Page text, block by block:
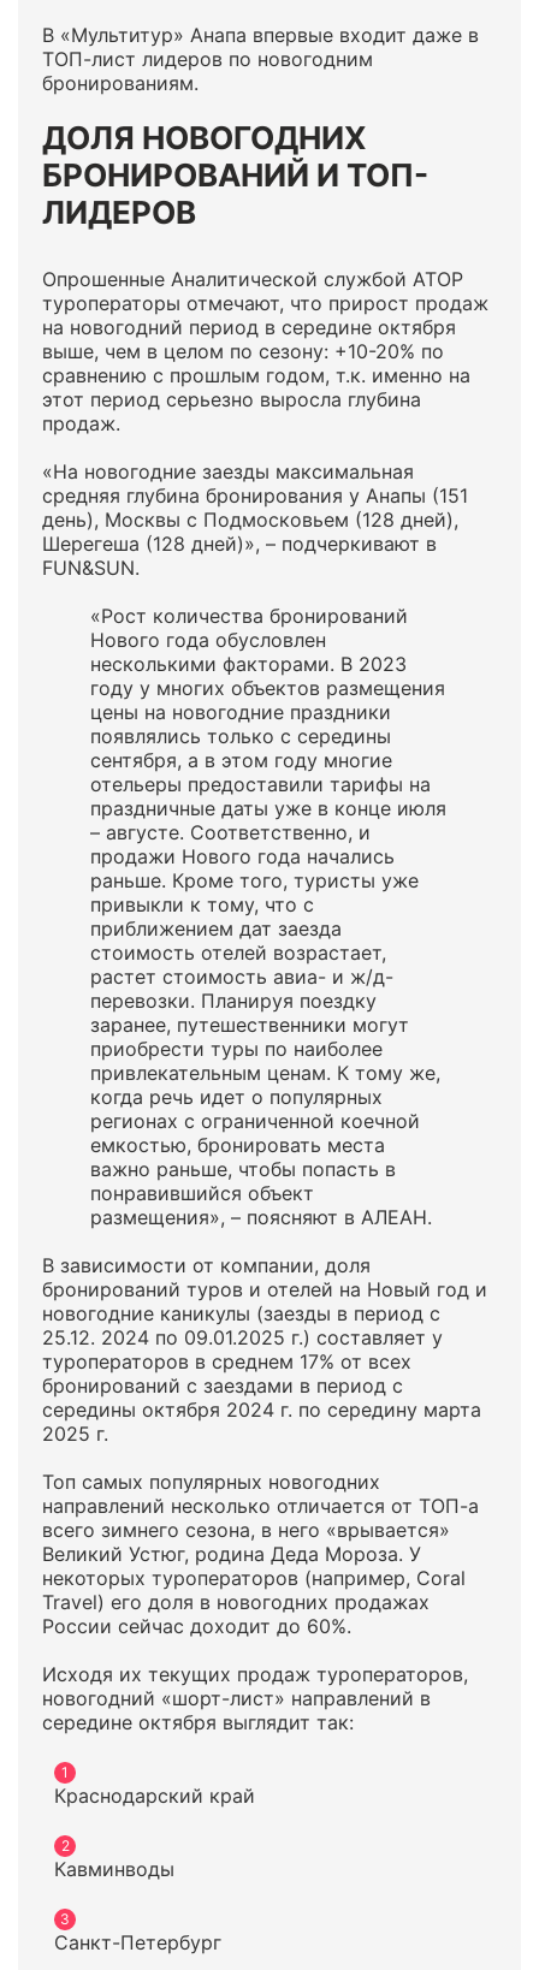
В «Мультитур» Анапа впервые входит даже в
ТОП-лист лидеров по новогодним
бронированиям.
ДОЛЯ НОВОГОДНИХ
БРОНИРОВАНИЙ И ТОП-
ЛИДЕРОВ
Опрошенные Аналитической службой АТОР
туроператоры отмечают, что прирост продаж
на новогодний период в середине октября
выше, чем в целом по сезону: +10-20% по
сравнению с прошлым годом, т.к. именно на
этот период серьезно выросла глубина
продаж.
«На новогодние заезды максимальная
средняя глубина бронирования у Анапы (151
день), Москвы с Подмосковьем (128 дней),
Шерегеша (128 дней)», – подчеркивают в
FUN&SUN.
«Рост количества бронирований
Нового года обусловлен
несколькими факторами. В 2023
году у многих объектов размещения
цены на новогодние праздники
появлялись только с середины
сентября, а в этом году многие
отельеры предоставили тарифы на
праздничные даты уже в конце июля
– августе. Соответственно, и
продажи Нового года начались
раньше. Кроме того, туристы уже
привыкли к тому, что с
приближением дат заезда
стоимость отелей возрастает,
растет стоимость авиа- и ж/д-
перевозки. Планируя поездку
заранее, путешественники могут
приобрести туры по наиболее
привлекательным ценам. К тому же,
когда речь идет о популярных
регионах с ограниченной коечной
емкостью, бронировать места
важно раньше, чтобы попасть в
понравившийся объект
размещения», – поясняют в АЛЕАН.
В зависимости от компании, доля
бронирований туров и отелей на Новый год и
новогодние каникулы (заезды в период с
25.12. 2024 по 09.01.2025 г.) составляет у
туроператоров в среднем 17% от всех
бронирований с заездами в период с
середины октября 2024 г. по середину марта
2025 г.
Топ самых популярных новогодних
направлений несколько отличается от ТОП-а
всего зимнего сезона, в него «врывается»
Великий Устюг, родина Деда Мороза. У
некоторых туроператоров (например, Coral
Travel) его доля в новогодних продажах
России сейчас доходит до 60%.
Исходя их текущих продаж туроператоров,
новогодний «шорт-лист» направлений в
середине октября выглядит так:
Краснодарский край
Кавминводы
Санкт-Петербург